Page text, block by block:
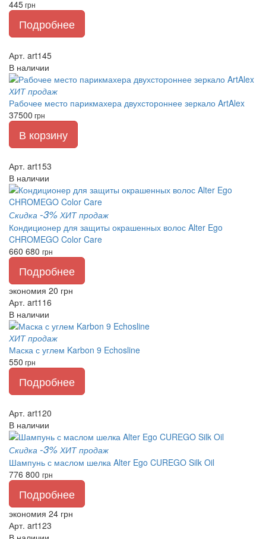
445грн
Подробнее
Арт. art145
В наличии
ХИТ продаж
Рабочее место парикмахера двухстороннее зеркало ArtAlex
37500 грн
В корзину
Арт. art153
В наличии
Скидка -3% ХИТ продаж
Кондиционер для защиты окрашенных волос Alter Ego
CHROMEGO Color Care
660 680 грн
Подробнее
экономия 20 грн
Арт. art116
В наличии
ХИТ продаж
Маска с углем Karbon 9 Echosline
550 грн
Подробнее
Арт. art120
В наличии
Скидка -3% ХИТ продаж
Шампунь с маслом шелка Alter Ego CUREGO Silk Oil
776 800 грн
Подробнее
экономия 24 грн
Арт. art123